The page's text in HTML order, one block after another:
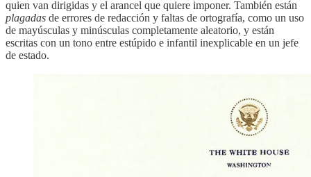
quien van dirigidas y el arancel que quiere imponer. También están
plagadas de errores de redacción y faltas de ortografía, como un uso
de mayúsculas y minúsculas completamente aleatorio, y están
escritas con un tono entre estúpido e infantil inexplicable en un jefe
de estado.